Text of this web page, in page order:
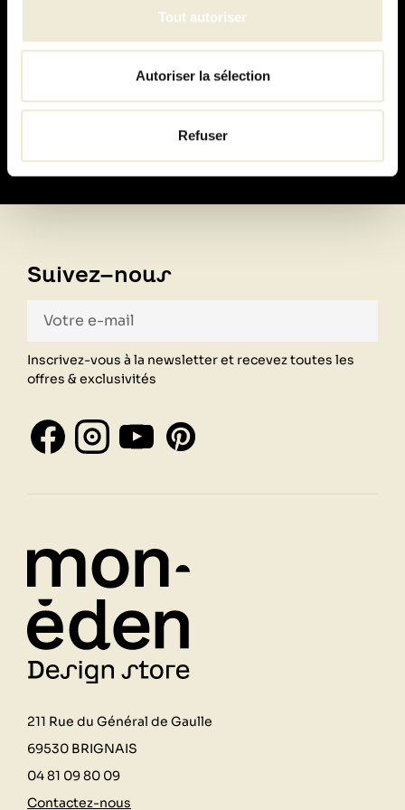
Tout autoriser
Autoriser la sélection
Refuser
Paiement
100% sécurisé
Suivez-nous
Inscrivez-vous à la newsletter et recevez toutes les
offres & exclusivités
211 Rue du Général de Gaulle
69530 BRIGNAIS
04 81 09 80 09
Contactez-nous